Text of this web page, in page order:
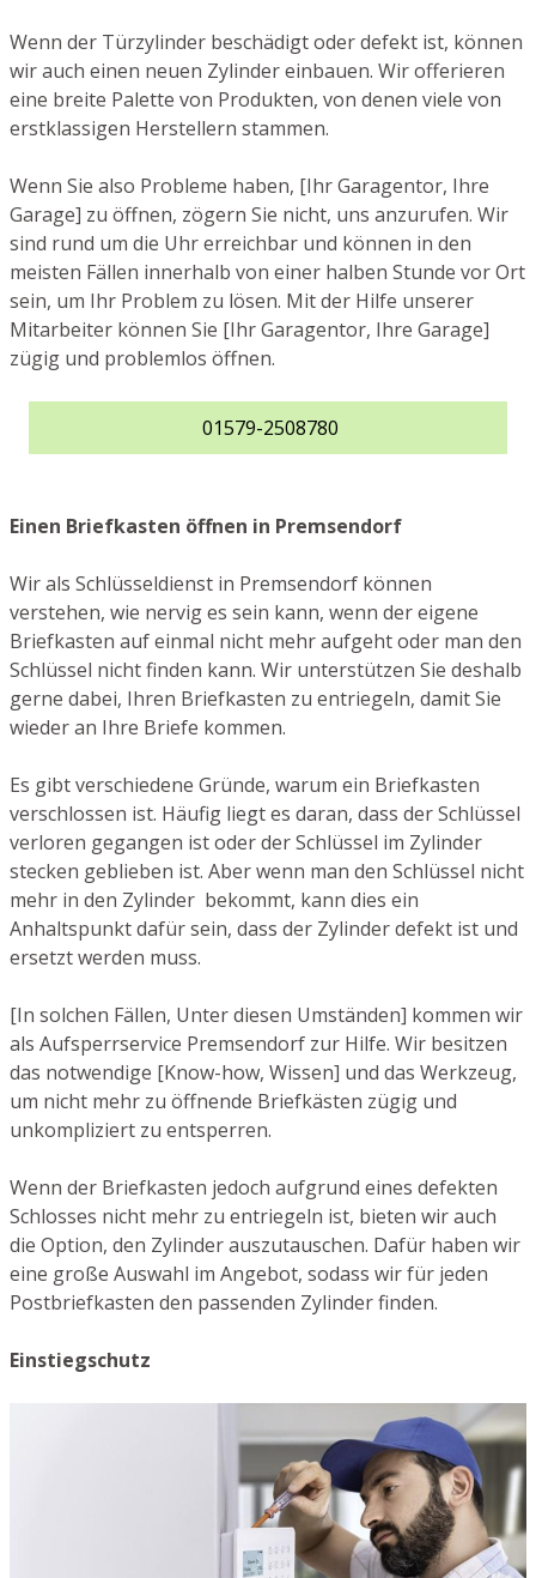
Wenn der Türzylinder beschädigt oder defekt ist, können
wir auch einen neuen Zylinder einbauen. Wir offerieren
eine breite Palette von Produkten, von denen viele von
erstklassigen Herstellern stammen.
Wenn Sie also Probleme haben, [Ihr Garagentor, Ihre
Garage] zu öffnen, zögern Sie nicht, uns anzurufen. Wir
sind rund um die Uhr erreichbar und können in den
meisten Fällen innerhalb von einer halben Stunde vor Ort
sein, um Ihr Problem zu lösen. Mit der Hilfe unserer
Mitarbeiter können Sie [Ihr Garagentor, Ihre Garage]
zügig und problemlos öffnen.
01579-2508780
Einen Briefkasten öffnen in Premsendorf
Wir als Schlüsseldienst in Premsendorf können
verstehen, wie nervig es sein kann, wenn der eigene
Briefkasten auf einmal nicht mehr aufgeht oder man den
Schlüssel nicht finden kann. Wir unterstützen Sie deshalb
gerne dabei, Ihren Briefkasten zu entriegeln, damit Sie
wieder an Ihre Briefe kommen.
Es gibt verschiedene Gründe, warum ein Briefkasten
verschlossen ist. Häufig liegt es daran, dass der Schlüssel
verloren gegangen ist oder der Schlüssel im Zylinder
stecken geblieben ist. Aber wenn man den Schlüssel nicht
mehr in den Zylinder bekommt, kann dies ein
Anhaltspunkt dafür sein, dass der Zylinder defekt ist und
ersetzt werden muss.
[In solchen Fällen, Unter diesen Umständen] kommen wir
als Aufsperrservice Premsendorf zur Hilfe. Wir besitzen
das notwendige [Know-how, Wissen] und das Werkzeug,
um nicht mehr zu öffnende Briefkästen zügig und
unkompliziert zu entsperren.
Wenn der Briefkasten jedoch aufgrund eines defekten
Schlosses nicht mehr zu entriegeln ist, bieten wir auch
die Option, den Zylinder auszutauschen. Dafür haben wir
eine große Auswahl im Angebot, sodass wir für jeden
Postbriefkasten den passenden Zylinder finden.
Einstiegschutz